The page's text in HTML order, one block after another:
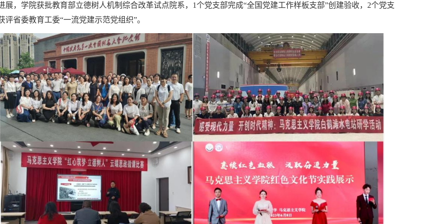
展，学院获批教育部立德树人机制综合改革试点院系，1个党支部完成“全国党建工作样板支部”创建验收，2个党支
评省委教育工委“一流党建示范党组织”。